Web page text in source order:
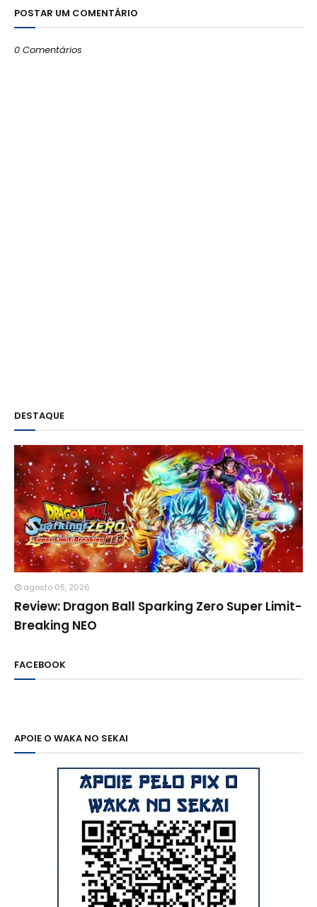
POSTAR UM COMENTÁRIO
0 Comentários
DESTAQUE
agosto 05, 2026
Review: Dragon Ball Sparking Zero Super Limit-
Breaking NEO
FACEBOOK
APOIE O WAKA NO SEKAI